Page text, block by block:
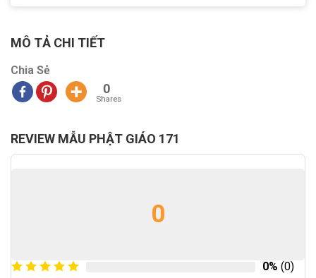
MÔ TẢ CHI TIẾT
Chia Sẻ
0
Shares
REVIEW MẪU PHẬT GIÁO 171
0
0% (0)